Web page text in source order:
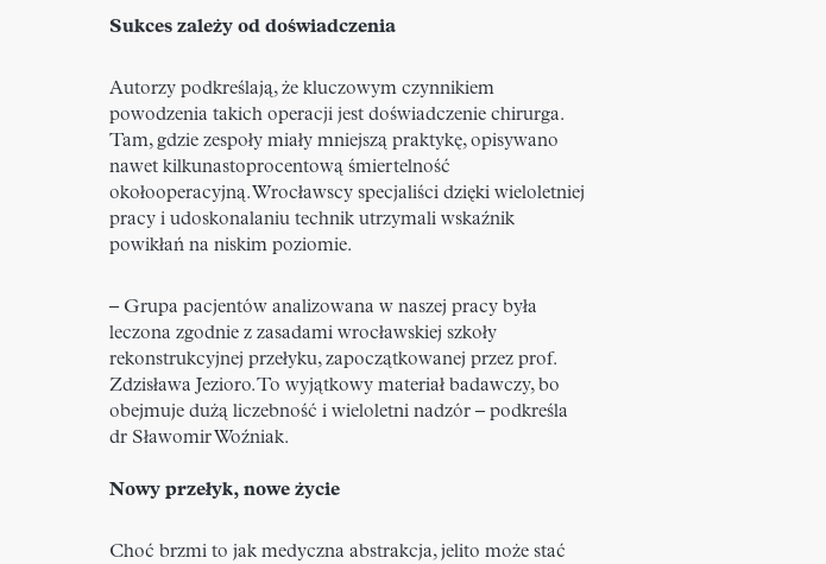
Sukces zależy od doświadczenia
Autorzy podkreślają, że kluczowym czynnikiem
powodzenia takich operacji jest doświadczenie chirurga.
Tam, gdzie zespoły miały mniejszą praktykę, opisywano
nawet kilkunastoprocentową śmiertelność
okołooperacyjną. Wrocławscy specjaliści dzięki wieloletniej
pracy i udoskonalaniu technik utrzymali wskaźnik
powikłań na niskim poziomie.
– Grupa pacjentów analizowana w naszej pracy była
leczona zgodnie z zasadami wrocławskiej szkoły
rekonstrukcyjnej przełyku, zapoczątkowanej przez prof.
Zdzisława Jezioro. To wyjątkowy materiał badawczy, bo
obejmuje dużą liczebność i wieloletni nadzór – podkreśla
dr Sławomir Woźniak.
Nowy przełyk, nowe życie
Choć brzmi to jak medyczna abstrakcja, jelito może stać